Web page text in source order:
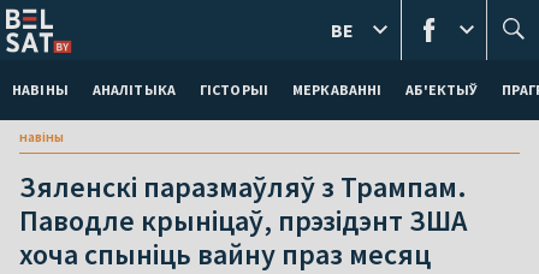
НАВІНЫ АНАЛІТЫКА ГІСТОРЫІ МЕРКАВАННI АБ'ЕКТЫЎ
BE
навіны
Зяленскі паразмаўляў з Трампам.
Паводле крыніцаў, прэзідэнт ЗША
хоча спыніць вайну праз месяц